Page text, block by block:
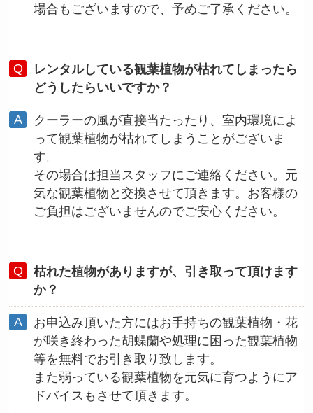
場合もございますので、予めご了承ください。
レンタルしている観葉植物が枯れてしまったら
どうしたらいいですか？
クーラーの風が直接当たったり、室内環境によ
って観葉植物が枯れてしまうことがございま
す。
その場合は担当スタッフにご連絡ください。元
気な観葉植物と交換させて頂きます。お客様の
ご負担はございませんのでご安心ください。
枯れた植物がありますが、引き取って頂けます
か？
お申込み頂いた方にはお手持ちの観葉植物・花
が咲き終わった胡蝶蘭や処理に困った観葉植物
等を無料でお引き取り致します。
また弱っている観葉植物を元気に育つようにア
ドバイスもさせて頂きます。